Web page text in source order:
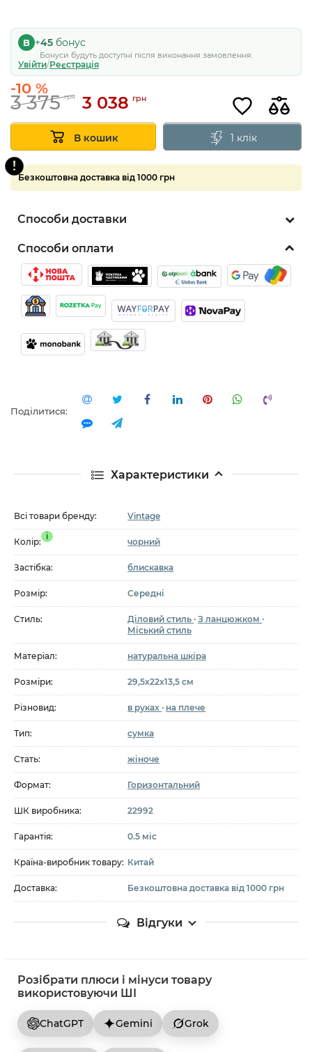
Характеристики
Всі товари бренду: Vintage
Колір:
i
чорний
Застібка: блискавка
Розмір: Середні
Стиль: Діловий стиль· З ланцюжком·
Міський стиль
Матеріал: натуральна шкіра
Розміри: 29,5х22х13,5 см
Різновид: в руках· на плече
Тип: сумка
Стать: жіноче
Формат: Горизонтальний
ШК виробника: 22992
Гарантія: 0.5 міс
Країна-виробник товару: Китай
Доставка: Безкоштовна доставка від 1000 грн
Відгуки
Розібрати плюси і мінуси товару
використовуючи ШІ
ChatGPT Gemini Grok
B +45 бонус
Бонуси будуть доступні після виконання замовлення.
Увійти/Реєстрація
3 375 грн 3 038 грн
-10 %
В кошик 1 клік
Безкоштовна доставка від 1000 грн
Способи доставки
Способи оплати
Поділитися: